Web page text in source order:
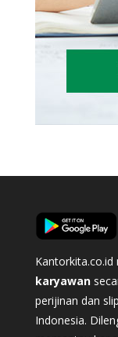
Kantorkita.co.id
karyawan
perijinan dan
Indonesia.